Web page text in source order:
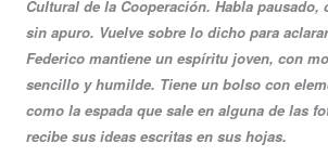
Cultural de la Cooperación. Habla
sin apuro. Vuelve sobre lo dicho para
Federico mantiene un espíritu joven, con
sencillo y humilde. Tiene un bolso con
como la espada que sale en alguna de las
recibe sus ideas escritas en sus hojas.